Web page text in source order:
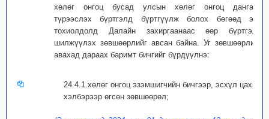
хөлөг онгоц бусад улсын хөлөг онгоц дангаар
түрээслэх бүртгэлд бүртгүүлж болох бөгөөд энэ
тохиолдолд Далайн захиргаанаас өөр бүртгэлд
шилжүүлэх зөвшөөрлийг авсан байна. Уг зөвшөөрлийг
авахад дараах баримт бичгийг бүрдүүлнэ:
24.4.1.хөлөг онгоц эзэмшигчийн бичгээр, эсхүл цахим
хэлбэрээр өгсөн зөвшөөрөл;